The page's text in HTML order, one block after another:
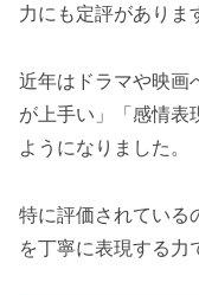
力にも定評がありま
近年はドラマや映画
が上手い」「感情表
ようになりました。
特に評価されている
を丁寧に表現する力